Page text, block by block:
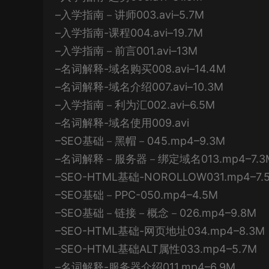
–入学指南－讲师003.avi–5.7M
–入学指南-课程004.avi–19.7M
–入学指南－前言001.avi–13M
–名词解释-域名购买008.avi–14.4M
–名词解释-域名介绍007.avi–10.3M
–入学指南－利为汇002.avi–6.5M
–名词解释-域名使用009.avi
–SEO基础－黑帽－045.mp4–9.3M
–名词解释－服务器－绑定域名
–SEO-HTML基础-
–SEO基础－PPC-050.mp4–4.5M
–SEO基础－链接－概念－026.mp4–9.8M
–SEO-HTML基础-网页地址034.mp4–8.3M
–SEO-HTML基础ALT属性033.mp4–5.7M